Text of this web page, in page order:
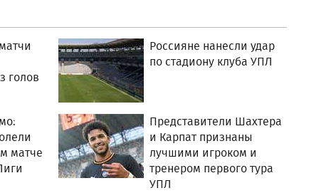
голов
Россияне нанесли удар
по стадиону клуба УПЛ
матче
Представители Шахтера
и Карпат признаны
лучшими игроком и
тренером первого тура
УПЛ